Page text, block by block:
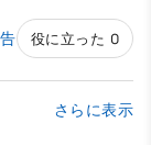
役に立った 0
さらに表示